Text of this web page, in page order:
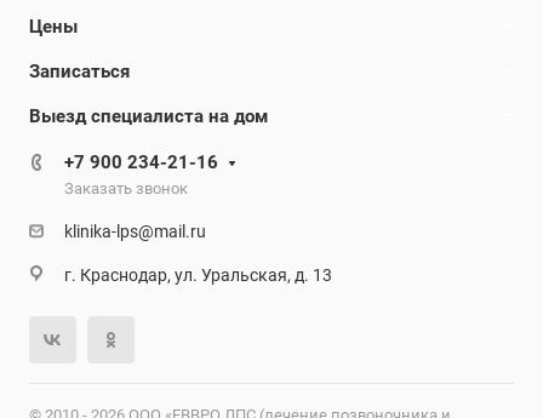
Цены
Записаться
Выезд специалиста на дом
+7 900 234-21-16
Заказать звонок
klinika-lps@mail.ru
г. Краснодар, ул. Уральская, д. 13